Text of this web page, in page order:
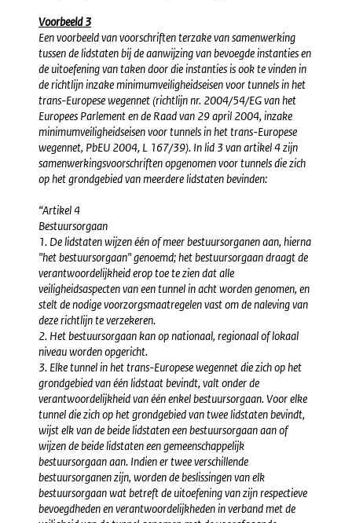
Voorbeeld 3
Een voorbeeld van voorschriften terzake van samenwerking
tussen de lidstaten bij de aanwijzing van bevoegde instanties en
de uitoefening van taken door die instanties is ook te vinden in
de richtlijn inzake minimumveiligheidseisen voor tunnels in het
trans-Europese wegennet (richtlijn nr. 2004/54/EG van het
Europees Parlement en de Raad van 29 april 2004, inzake
minimumveiligheidseisen voor tunnels in het trans-Europese
wegennet, PbEU 2004, L 167/39). In lid 3 van artikel 4 zijn
samenwerkingsvoorschriften opgenomen voor tunnels die zich
op het grondgebied van meerdere lidstaten bevinden:
“Artikel 4
Bestuursorgaan
1. De lidstaten wijzen één of meer bestuursorganen aan, hierna
"het bestuursorgaan" genoemd; het bestuursorgaan draagt de
verantwoordelijkheid erop toe te zien dat alle
veiligheidsaspecten van een tunnel in acht worden genomen, en
stelt de nodige voorzorgsmaatregelen vast om de naleving van
deze richtlijn te verzekeren.
2. Het bestuursorgaan kan op nationaal, regionaal of lokaal
niveau worden opgericht.
3. Elke tunnel in het trans-Europese wegennet die zich op het
grondgebied van één lidstaat bevindt, valt onder de
verantwoordelijkheid van één enkel bestuursorgaan. Voor elke
tunnel die zich op het grondgebied van twee lidstaten bevindt,
wijst elk van de beide lidstaten een bestuursorgaan aan of
wijzen de beide lidstaten een gemeenschappelijk
bestuursorgaan aan. Indien er twee verschillende
bestuursorganen zijn, worden de beslissingen van elk
bestuursorgaan wat betreft de uitoefening van zijn respectieve
bevoegdheden en verantwoordelijkheden in verband met de